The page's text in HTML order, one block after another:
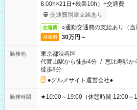
8.00h×21日+残業10h）+交通費
交通費別途支給あり
交通費 ○通勤交通費の支給あり（当
月収例 30万円～
勤務地
東京都渋谷区
代官山駅から徒歩4分 / 恵比寿駅か
徒歩8分
●グルメサイト運営会社●
勤務時間 ★10:00～19:00（休憩時間 12:00～